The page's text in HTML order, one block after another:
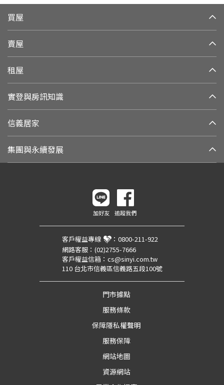
買屋
賣屋
租屋
實登與房訊知識
信義居家
集團與永續發展
加好友 追蹤我們
客戶權益專線 ： 0800-211-922
網路客服： (02)2755-7666
客戶權益信箱： cs@sinyi.com.tw
110 台北市信義區信義路五段100號
門市據點
服務條款
保障隱私權聲明
服務保障
網站地圖
資源網站